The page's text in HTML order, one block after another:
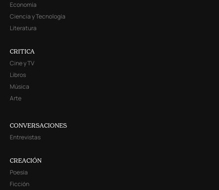
Economía
Ciencia y Tecnología
Literatura
CRITICA
Cine y TV
Libros
Música
Arte
CONVERSACIONES
Entrevistas
CREACIÓN
Poesía
Ficción